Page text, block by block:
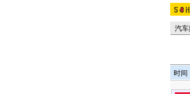
汽车
时间